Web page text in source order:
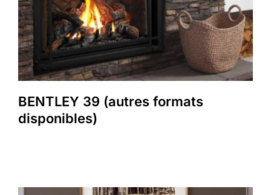
BENTLEY 39 (autres formats
disponibles)